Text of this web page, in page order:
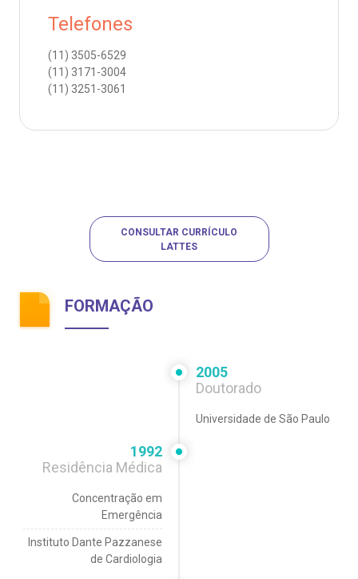
Telefones
(11) 3505-6529
(11) 3171-3004
(11) 3251-3061
CONSULTAR CURRÍCULO
LATTES
FORMAÇÃO
2005
Doutorado
Universidade de São Paulo
1992
Residência Médica
Concentração em
Emergência
Instituto Dante Pazzanese
de Cardiologia